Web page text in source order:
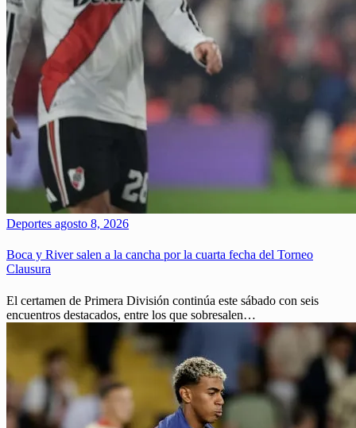
Deportes agosto 8, 2026
Boca y River salen a la cancha por la cuarta fecha del Torneo
Clausura
El certamen de Primera División continúa este sábado con seis
encuentros destacados, entre los que sobresalen…